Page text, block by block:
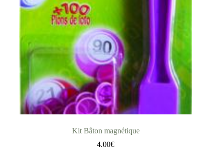
Kit Bâton magnétique
4.00€